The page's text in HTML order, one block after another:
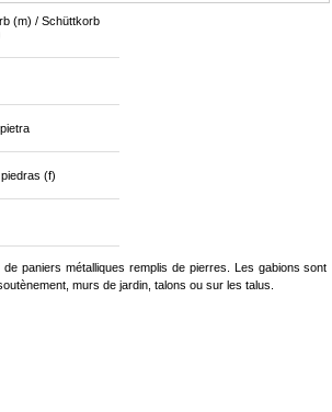
(m) / Schüttkorb
(f)
paniers métalliques remplis de pierres. Les gabions sont
murs de jardin, talons ou sur les talus.